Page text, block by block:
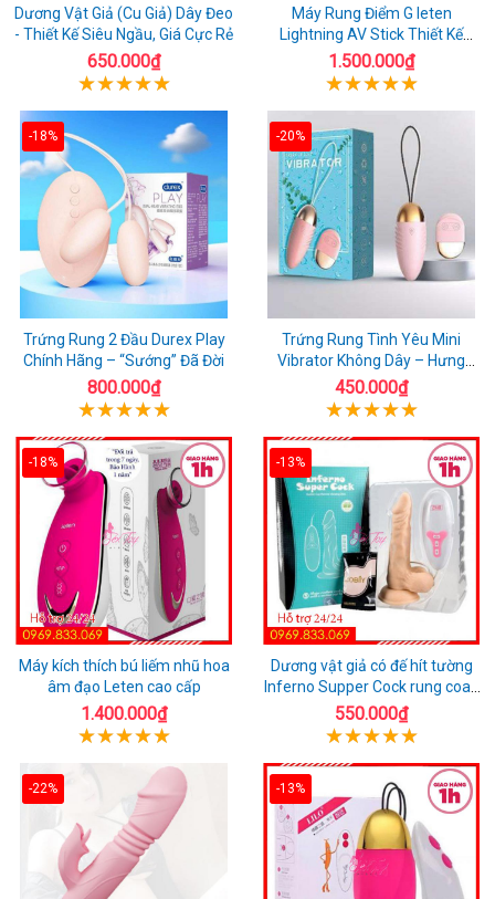
Dương Vật Giả (Cu Giả) Dây Đeo
- Thiết Kế Siêu Ngầu, Giá Cực Rẻ
650.000₫
Máy Rung Điểm G leten
Lightning AV Stick Thiết Kế
Thông Minh
1.500.000₫
-18%
Trứng Rung 2 Đầu Durex Play
Chính Hãng – “Sướng” Đã Đời
800.000₫
-20%
Trứng Rung Tình Yêu Mini
Vibrator Không Dây – Hưng
Phấn Mọi Nơi
450.000₫
-18%
Máy kích thích bú liếm nhũ hoa
âm đạo Leten cao cấp
1.400.000₫
-13%
Dương vật giả có đế hít tường
Inferno Supper Cock rung coay
7 chế độ
550.000₫
-22% -13%